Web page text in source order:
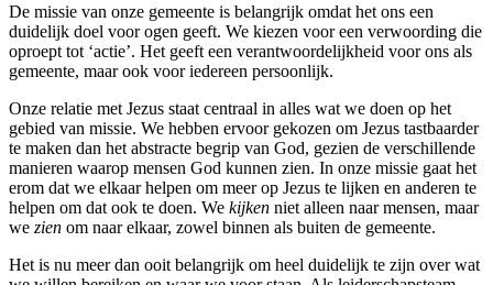
De missie van onze gemeente is belangrijk omdat het ons een
duidelijk doel voor ogen geeft. We kiezen voor een verwoording die
oproept tot ‘actie’. Het geeft een verantwoordelijkheid voor ons als
gemeente, maar ook voor iedereen persoonlijk.
Onze relatie met Jezus staat centraal in alles wat we doen op het
gebied van missie. We hebben ervoor gekozen om Jezus tastbaarder
te maken dan het abstracte begrip van God, gezien de verschillende
manieren waarop mensen God kunnen zien. In onze missie gaat het
erom dat we elkaar helpen om meer op Jezus te lijken en anderen te
helpen om dat ook te doen. We kijken niet alleen naar mensen, maar
we zien om naar elkaar, zowel binnen als buiten de gemeente.
Het is nu meer dan ooit belangrijk om heel duidelijk te zijn over wat